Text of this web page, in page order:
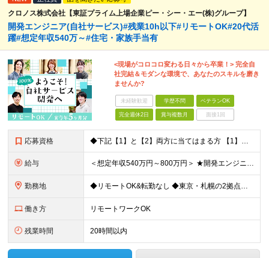
クロノス株式会社【東証プライム上場企業ピー・シー・エー(株)グループ】
開発エンジニア(自社サービス)#残業10h以下#リモートOK#20代活
躍#想定年収540万～#住宅・家族手当有
<現場がコロコロ変わる日々から卒業！> 完全自
社完結＆モダンな環境で、あなたのスキルを磨き
ませんか?
未経験歓迎 学歴不問 ベテランOK
完全週休2日 賞与複数月 面接1回
応募資格 ◆下記【1】と【2】両方に当てはまる方 【1】Webアプリ開発：3年以上 【2】下記いずれか3年以上のご経験 C#、SQL、JavaScript、HTML+CSS、React、PHP、Larave
給与 ＜想定年収540万円～800万円＞ ★開発エンジニアの場合は想定年収【540万～800万円】ほどとなります。 【東京都】 ◆月給：33.4万円～＋賞与年2回（賞与支給実績5ヶ月分）＋残業代全額支給
勤務地 ◆リモートOK&転勤なし ◆東京・札幌の2拠点で募集中 【東京本社】 東京都千代田区神田練塀町300 住友不動産秋葉原駅前ビル17F 【札幌開発センター】 北海道札幌市北区北7条西4-5-1 伊藤
働き方 リモートワークOK
残業時間 20時間以内